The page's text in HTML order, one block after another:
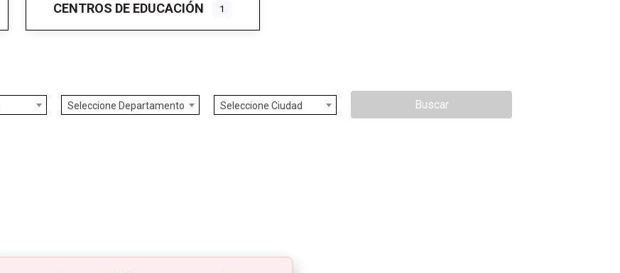
CENTROS DE EDUCACIÓN 1
Seleccione Departamento Seleccione Ciudad Buscar